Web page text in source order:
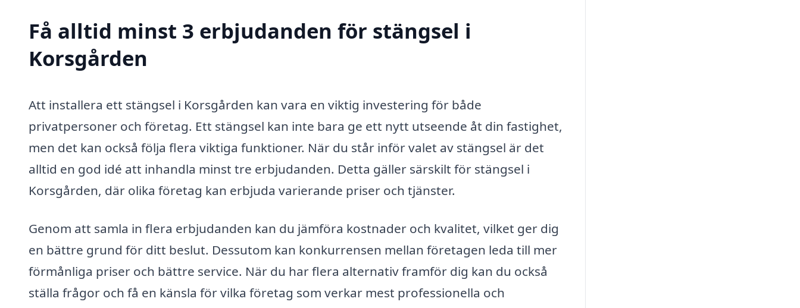
Få alltid minst 3 erbjudanden för stängsel i
Korsgården
Att installera ett stängsel i Korsgården kan vara en viktig investering för både
privatpersoner och företag. Ett stängsel kan inte bara ge ett nytt utseende åt din fastighet,
men det kan också följa flera viktiga funktioner. När du står inför valet av stängsel är det
alltid en god idé att inhandla minst tre erbjudanden. Detta gäller särskilt för stängsel i
Korsgården, där olika företag kan erbjuda varierande priser och tjänster.
Genom att samla in flera erbjudanden kan du jämföra kostnader och kvalitet, vilket ger dig
en bättre grund för ditt beslut. Dessutom kan konkurrensen mellan företagen leda till mer
förmånliga priser och bättre service. När du har flera alternativ framför dig kan du också
ställa frågor och få en känsla för vilka företag som verkar mest professionella och